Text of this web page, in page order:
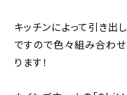
キッチンによって引き出
ですので色々組み合わせ
ります！